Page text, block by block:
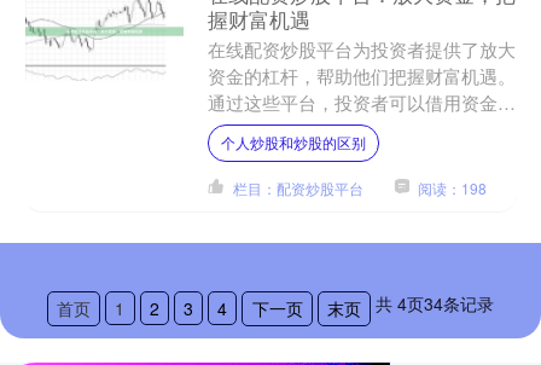
握财富机遇
在线配资炒股平台为投资者提供了放大
资金的杠杆，帮助他们把握财富机遇。
通过这些平台，投资者可以借用资金，
以更高的资金量进行股票交易。 配资
平台的优势在于，它可以放....
个人炒股和炒股的区别
栏目：配资炒股平台 阅读：198
首页 1 2 3 4 下一页 末页 共4页34条记录